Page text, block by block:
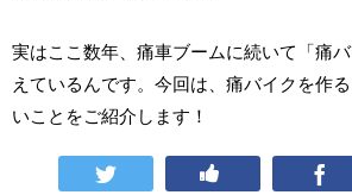
実はここ数年、痛車ブームに続いて「痛
えているんです。今回は、痛バイクを作
いことをご紹介します！